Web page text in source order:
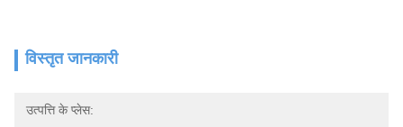
विस्तृत जानकारी
उत्पत्ति के प्लेस: